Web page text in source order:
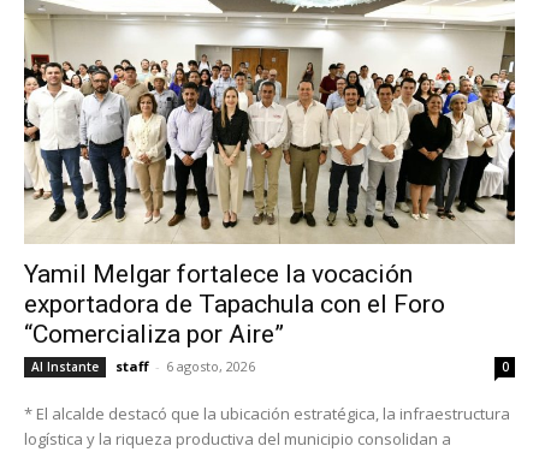
Yamil Melgar fortalece la vocación
exportadora de Tapachula con el Foro
“Comercializa por Aire”
Al Instante staff - 6 agosto, 2026 0
* El alcalde destacó que la ubicación estratégica, la infraestructura
logística y la riqueza productiva del municipio consolidan a